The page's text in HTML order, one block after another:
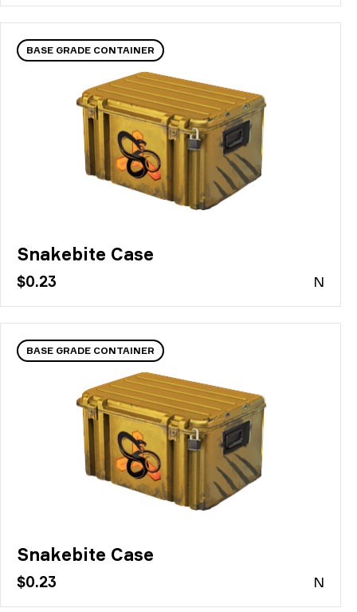
BASE GRADE CONTAINER
Snakebite Case
$0.23 N
BASE GRADE CONTAINER
Snakebite Case
$0.23 N